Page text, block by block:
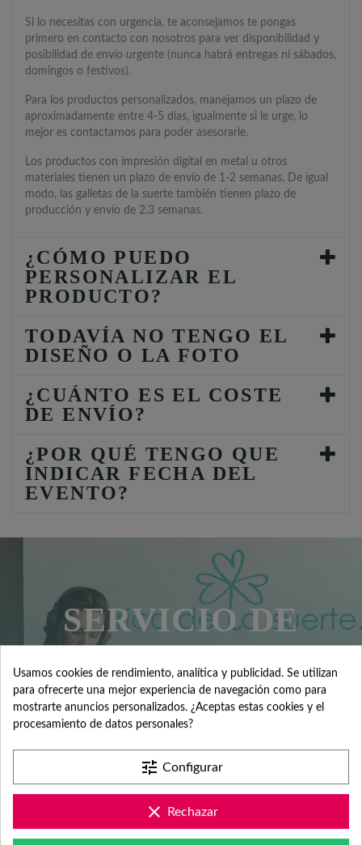
Si lo necesitas con urgencia, te aconsejamos te pongas
primero en contacto con nosotros para ver disponibilidad y
posibilidad de envío urgente (nunca habrá entregas ni sábados,
domingos o festivos).
Para los productos personalizados, manejamos un plazo de
aproximadamente entre 4-5 días, igualmente si le urge, lo
mejor es contactarnos para poder asesorarle.
Los productos con impresión digital en metal u otros
materiales tienen un plazo de envío de 1-2 semanas. De igual
modo, las galletas de la suerte también tienen plazo de
producción y envío de 2.3 semanas.
¿CÓMO PUEDO
PERSONALIZAR EL
PRODUCTO?
TODAVÍA NO TENGO EL
DISEÑO O LA FOTO
¿CUÁNTO ES EL COSTE
DE ENVÍO?
¿POR QUÉ TENGO QUE
INDICAR FECHA DEL
EVENTO?
SERVICIO DE
ATENCIÓN AL
CLIENTE
Contacta con nosotros +34 965 731 401
Usamos cookies de rendimiento, analítica y publicidad. Se utilizan
para ofrecerte una mejor experiencia de navegación como para
mostrarte anuncios personalizados. ¿Aceptas estas cookies y el
procesamiento de datos personales?
tune Configurar
clear Rechazar